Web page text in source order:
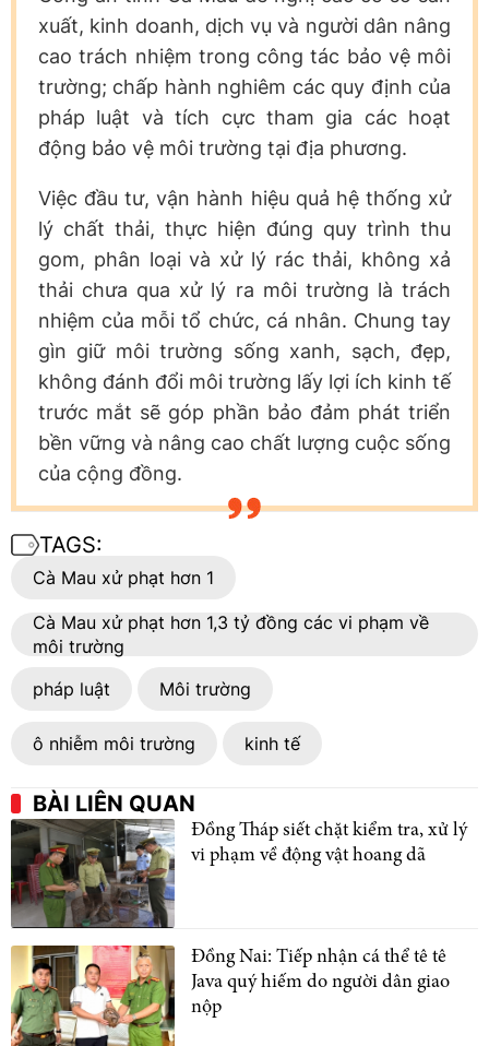
xuất, kinh doanh, dịch vụ và người dân nâng
cao trách nhiệm trong công tác bảo vệ môi
trường; chấp hành nghiêm các quy định của
pháp luật và tích cực tham gia các hoạt
động bảo vệ môi trường tại địa phương.
Việc đầu tư, vận hành hiệu quả hệ thống xử
lý chất thải, thực hiện đúng quy trình thu
gom, phân loại và xử lý rác thải, không xả
thải chưa qua xử lý ra môi trường là trách
nhiệm của mỗi tổ chức, cá nhân. Chung tay
gìn giữ môi trường sống xanh, sạch, đẹp,
không đánh đổi môi trường lấy lợi ích kinh tế
trước mắt sẽ góp phần bảo đảm phát triển
bền vững và nâng cao chất lượng cuộc sống
của cộng đồng.
TAGS:
Cà Mau xử phạt hơn 1
Cà Mau xử phạt hơn 1,3 tỷ đồng các vi phạm về
môi trường
pháp luật
Môi trường
ô nhiễm môi trường kinh tế
BÀI LIÊN QUAN
Đồng Tháp siết chặt kiểm tra, xử lý
vi phạm về động vật hoang dã
Đồng Nai: Tiếp nhận cá thể tê tê
Java quý hiếm do người dân giao
nộp